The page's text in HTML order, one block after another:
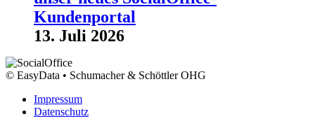
Kundenportal
13. Juli 2026
© EasyData • Schumacher & Schöttler OHG
Impressum
Datenschutz